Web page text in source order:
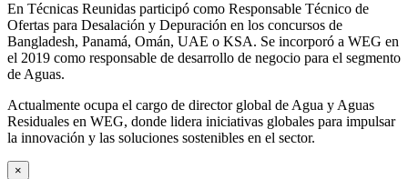
En Técnicas Reunidas participó como Responsable Técnico de
Ofertas para Desalación y Depuración en los concursos de
Bangladesh, Panamá, Omán, UAE o KSA. Se incorporó a WEG en
el 2019 como responsable de desarrollo de negocio para el segmento
de Aguas.
Actualmente ocupa el cargo de director global de Agua y Aguas
Residuales en WEG, donde lidera iniciativas globales para impulsar
la innovación y las soluciones sostenibles en el sector.
×